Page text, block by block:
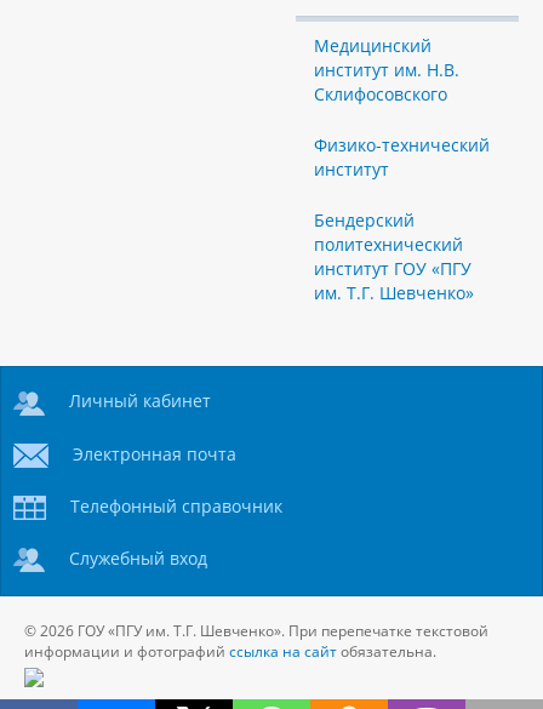
Медицинский
институт им. Н.В.
Склифосовского
Физико-технический
институт
Бендерский
политехнический
институт ГОУ «ПГУ
им. Т.Г. Шевченко»
Личный кабинет
Электронная почта
Телефонный справочник
Служебный вход
© 2026 ГОУ «ПГУ им. Т.Г. Шевченко». При перепечатке текстовой
информации и фотографий ссылка на сайтобязательна.